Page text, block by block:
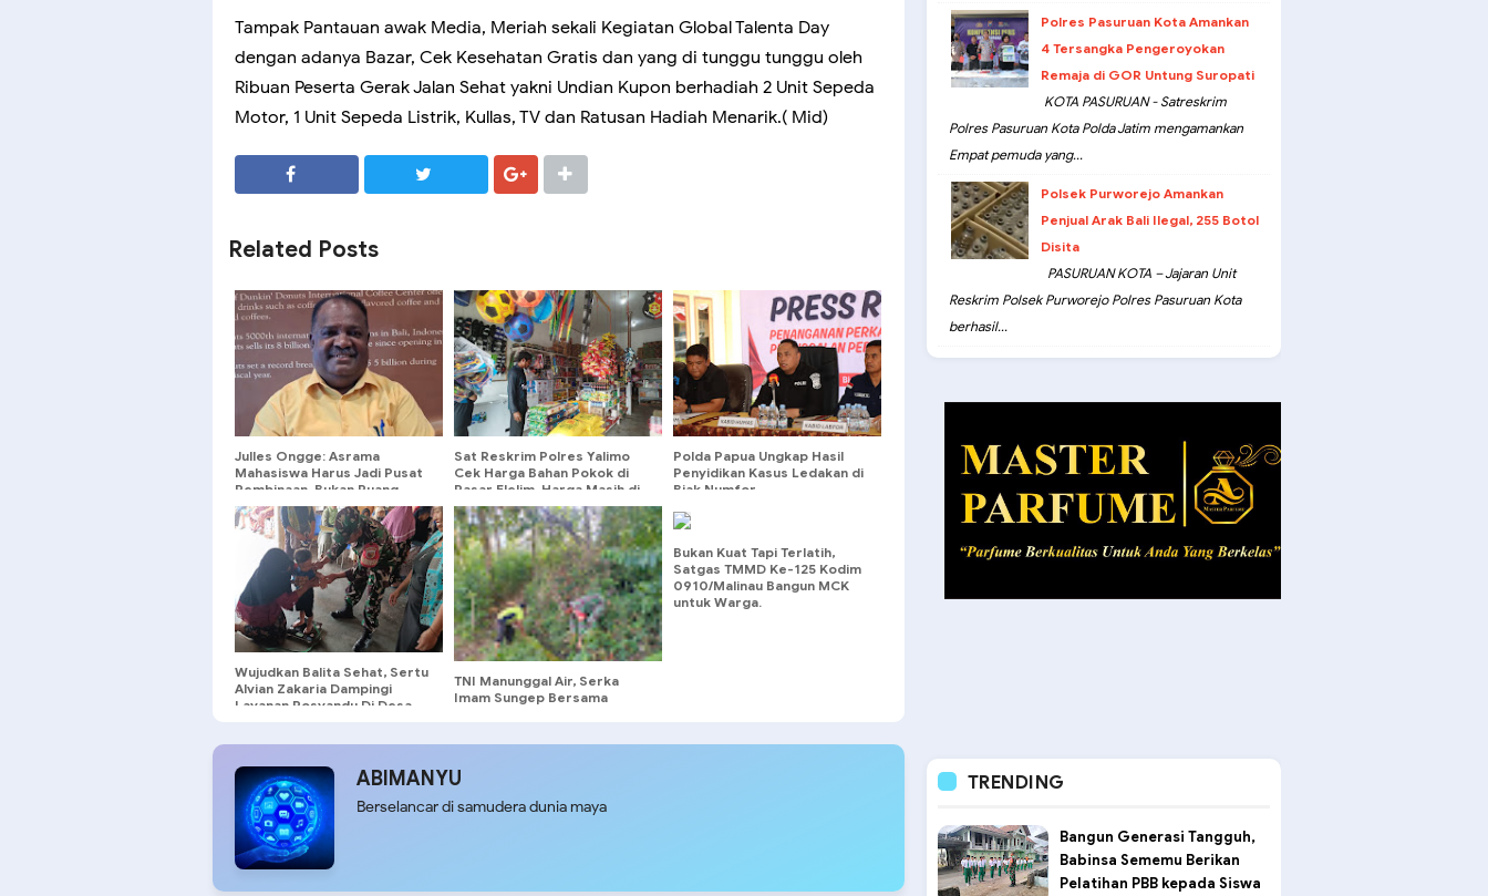
Tampak Pantauan awak Media, Meriah sekali Kegiatan Global Talenta Day
dengan adanya Bazar, Cek Kesehatan Gratis dan yang di tunggu tunggu oleh
Ribuan Peserta Gerak Jalan Sehat yakni Undian Kupon berhadiah 2 Unit Sepeda
Motor, 1 Unit Sepeda Listrik, Kullas, TV dan Ratusan Hadiah Menarik.( Mid)
Related Posts
Julles Ongge: Asrama
Mahasiswa Harus Jadi Pusat
Pembinaan, Bukan Ruang
Provokasi
Sat Reskrim Polres Yalimo
Cek Harga Bahan Pokok di
Pasar Elelim, Harga Masih di
Atas HET
Polda Papua Ungkap Hasil
Penyidikan Kasus Ledakan di
Biak Numfor
Wujudkan Balita Sehat, Sertu
Alvian Zakaria Dampingi
Layanan Posyandu Di Desa
TNI Manunggal Air, Serka
Imam Sungep Bersama
Irigasi
Bukan Kuat Tapi Terlatih,
Satgas TMMD Ke-125 Kodim
0910/Malinau Bangun MCK
untuk Warga.
ABIMANYU
Berselancar di samudera dunia maya
Polres Pasuruan Kota Amankan
4 Tersangka Pengeroyokan
Remaja di GOR Untung Suropati
KOTA PASURUAN - Satreskrim
Polres Pasuruan Kota Polda Jatim mengamankan
Empat pemuda yang...
Polsek Purworejo Amankan
Penjual Arak Bali Ilegal, 255 Botol
Disita
PASURUAN KOTA – Jajaran Unit
Reskrim Polsek Purworejo Polres Pasuruan Kota
berhasil...
TRENDING
Bangun Generasi Tangguh,
Babinsa Sememu Berikan
Pelatihan PBB kepada Siswa